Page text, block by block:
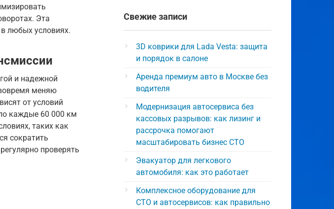
Эта
любых условиях.
и надежной
меняю
от условий
каждые 60 000 км
таких как
сократить
проверять
Свежие записи
3D коврики для Lada Vesta: защита
и порядок в салоне
Аренда премиум авто в Москве без
водителя
Модернизация автосервиса без
кассовых разрывов: как лизинг и
рассрочка помогают
масштабировать бизнес СТО
Эвакуатор для легкового
автомобиля: как это работает
Комплексное оборудование для
СТО и автосервисов: как правильно